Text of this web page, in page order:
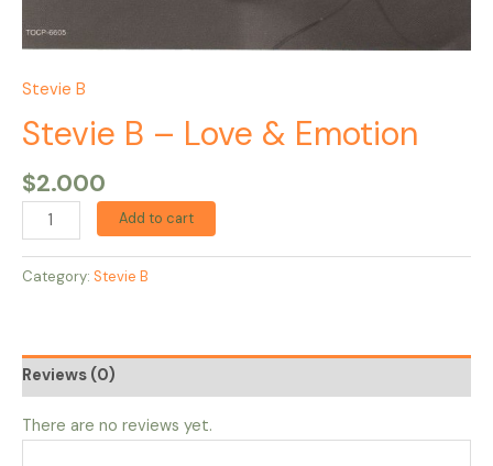
Stevie B
Stevie B – Love & Emotion
$2.000
Add to cart
Category: Stevie B
Reviews (0)
There are no reviews yet.